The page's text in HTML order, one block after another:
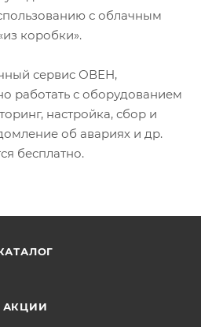
с облачным
коробки».
сервис ОВЕН,
работать с оборудованием
настройка, сбор и
об авариях и др.
бесплатно.
АКЦИИ